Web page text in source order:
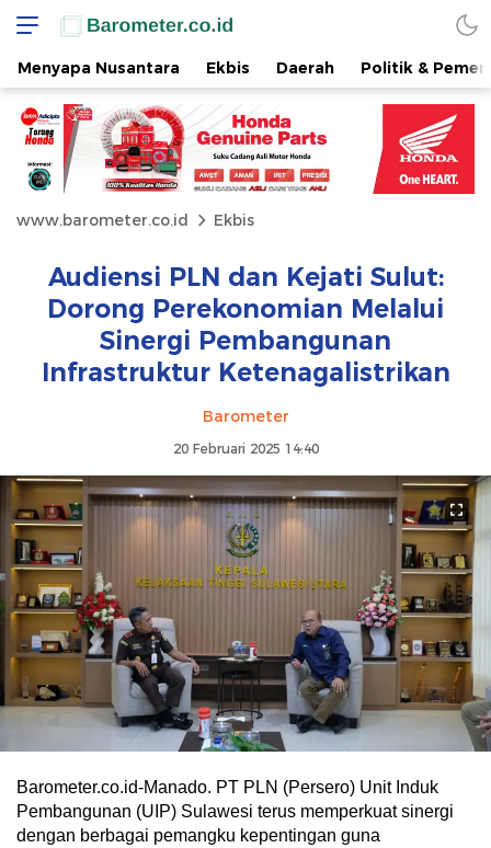
Menyapa Nusantara Ekbis Daerah Politik &
www.barometer.co.id Ekbis
Audiensi PLN dan Kejati Sulut:
Dorong Perekonomian Melalui
Sinergi Pembangunan
Infrastruktur Ketenagalistrikan
Barometer
20 Februari 2025 14:40
Barometer.co.id-Manado. PT PLN (Persero) Unit Induk
Pembangunan (UIP) Sulawesi terus memperkuat sinergi
dengan berbagai pemangku kepentingan guna